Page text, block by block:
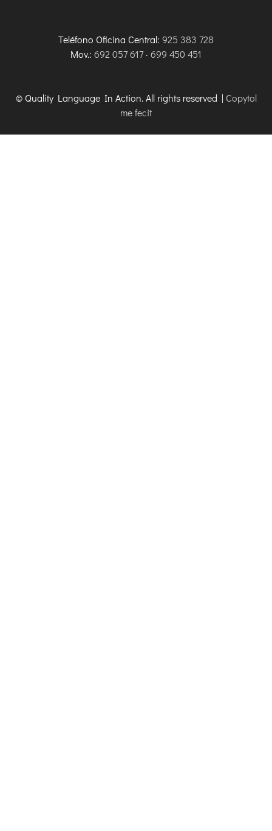
Teléfono Oficina Central: 925 383 728
Mov.: 692 057 617 · 699 450 451
© Quality Language In Action. All rights reserved | Copytol
me fecit